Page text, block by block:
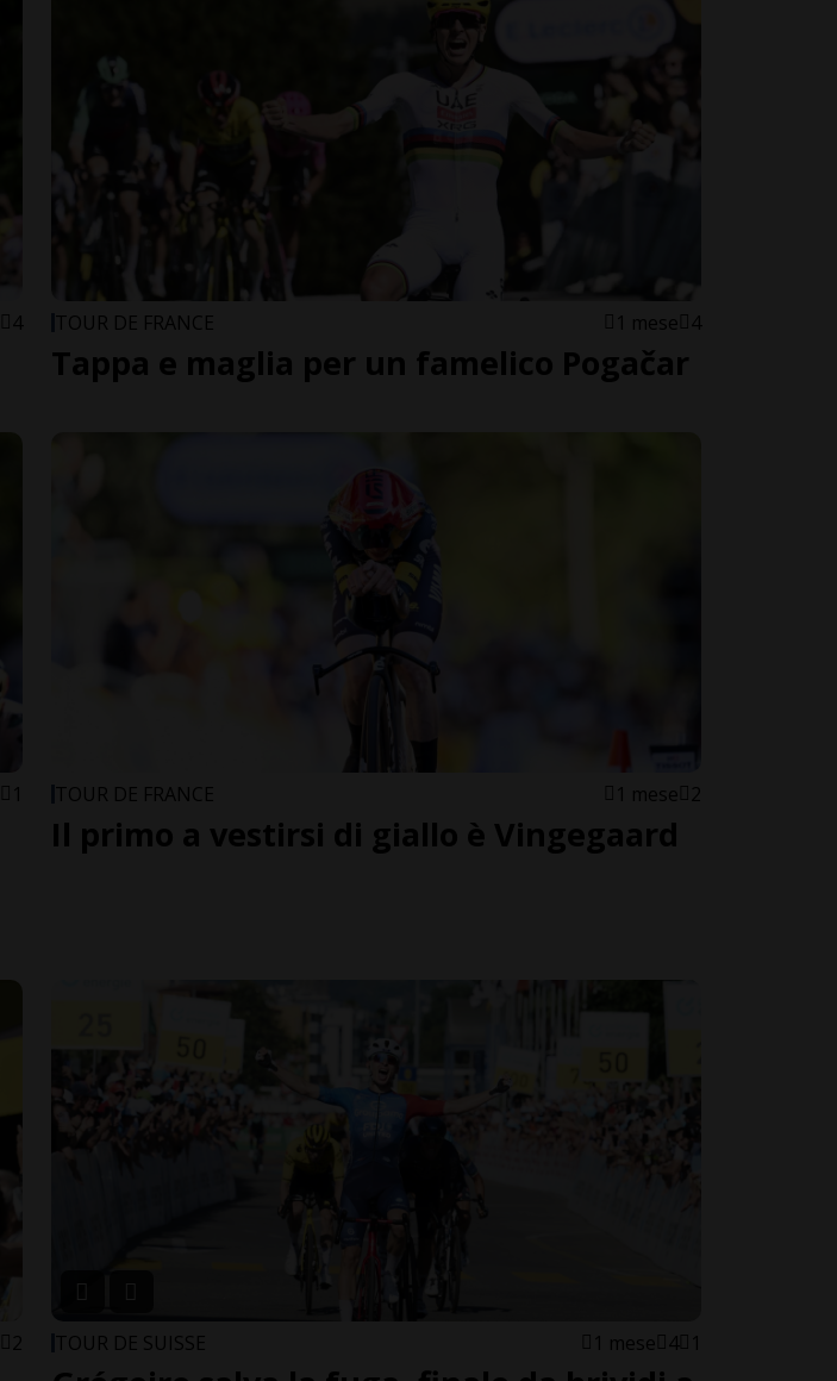
4 TOUR DE FRANCE 1 mese 4
Tappa e maglia per un famelico Pogačar
1 TOUR DE FRANCE 1 mese 2
Il primo a vestirsi di giallo è Vingegaard
2 TOUR DE SUISSE 1 mese 4 1